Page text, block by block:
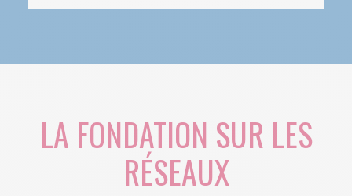
LA FONDATION SUR LES
RÉSEAUX